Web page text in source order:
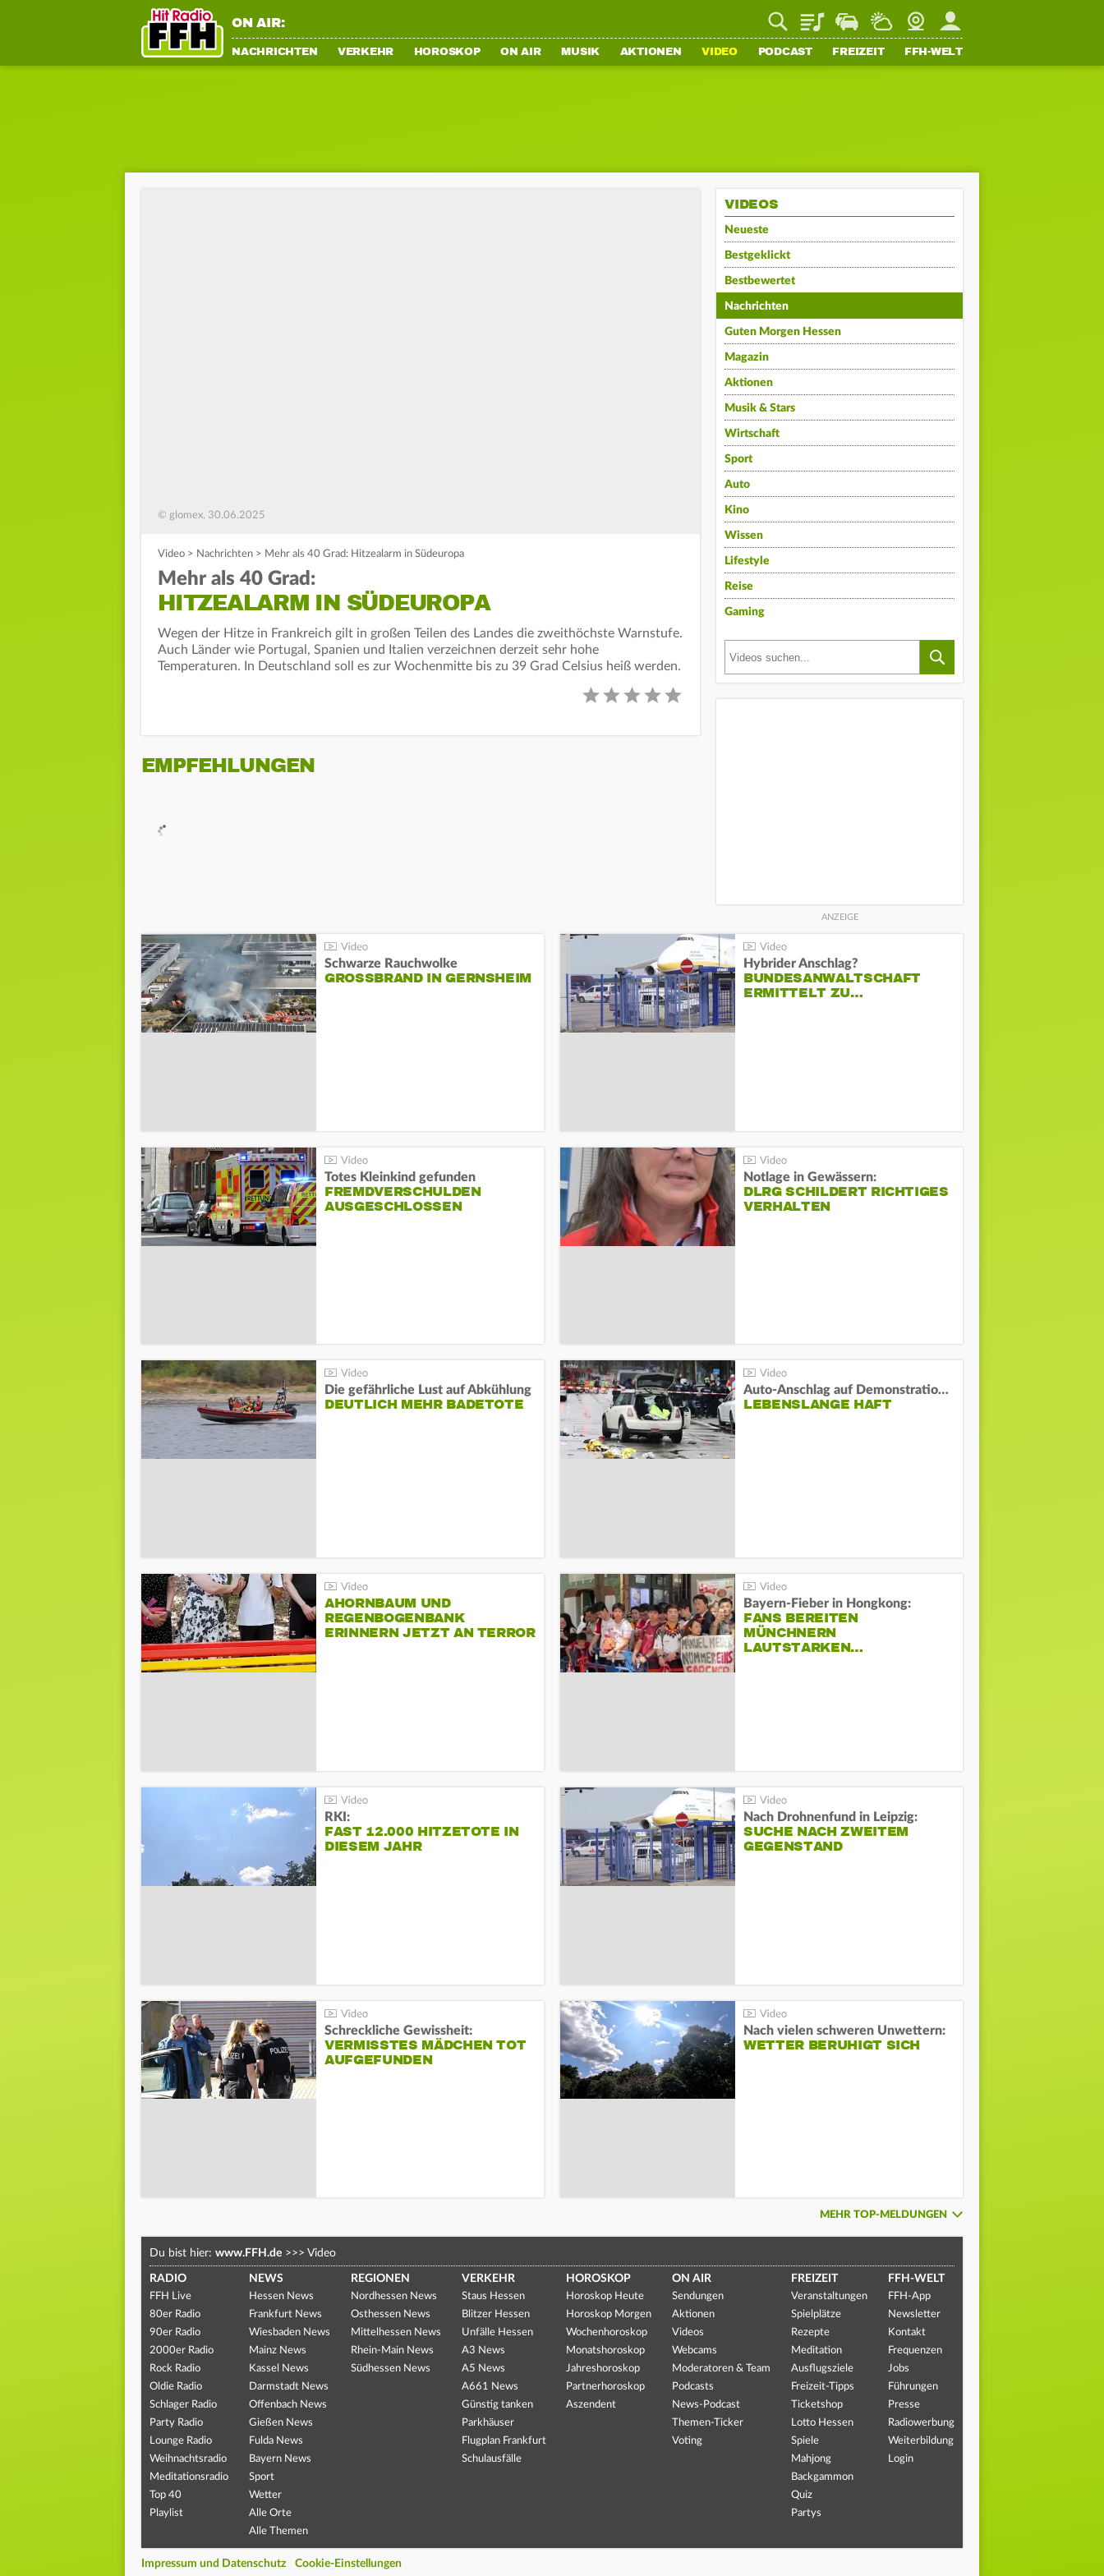
ON AIR: PlaylistStaupilotWetterWebcamMein FFH
NACHRICHTEN VERKEHR HOROSKOP ON AIR MUSIK AKTIONEN VIDEO PODCAST FREIZEIT FFH-WELT
© glomex, 30.06.2025
Video > Nachrichten > Mehr als 40 Grad: Hitzealarm in Südeuropa
Mehr als 40 Grad:
HITZEALARM IN SÜDEUROPA
Wegen der Hitze in Frankreich gilt in großen Teilen des Landes die zweithöchste Warnstufe.
Auch Länder wie Portugal, Spanien und Italien verzeichnen derzeit sehr hohe
Temperaturen. In Deutschland soll es zur Wochenmitte bis zu 39 Grad Celsius heiß werden.
EMPFEHLUNGEN
VIDEOS
Neueste
Bestgeklickt
Bestbewertet
Nachrichten
Guten Morgen Hessen
Magazin
Aktionen
Musik & Stars
Wirtschaft
Sport
Auto
Kino
Wissen
Lifestyle
Reise
Gaming
Schwarze Rauchwolke
GROSSBRAND IN GERNSHEIM
Hybrider Anschlag?
BUNDESANWALTSCHAFT
ERMITTELT ZU…
Totes Kleinkind gefunden
FREMDVERSCHULDEN
AUSGESCHLOSSEN
Notlage in Gewässern:
DLRG SCHILDERT RICHTIGES
VERHALTEN
Die gefährliche Lust auf Abkühlung
DEUTLICH MEHR BADETOTE
Auto-Anschlag auf Demonstration in München:
LEBENSLANGE HAFT
AHORNBAUM UND
REGENBOGENBANK
ERINNERN JETZT AN TERROR
Bayern-Fieber in Hongkong:
FANS BEREITEN
MÜNCHNERN
LAUTSTARKEN…
RKI:
FAST 12.000 HITZETOTE IN
DIESEM JAHR
Nach Drohnenfund in Leipzig:
SUCHE NACH ZWEITEM
GEGENSTAND
Schreckliche Gewissheit:
VERMISSTES MÄDCHEN TOT
AUFGEFUNDEN
Nach vielen schweren Unwettern:
WETTER BERUHIGT SICH
MEHR TOP-MELDUNGEN
Du bist hier: www.FFH.de >>> Video
RADIO
FFH Live
80er Radio
90er Radio
2000er Radio
Rock Radio
Oldie Radio
Schlager Radio
Party Radio
Lounge Radio
Weihnachtsradio
Meditationsradio
Top 40
Playlist
NEWS
Hessen News
Frankfurt News
Wiesbaden News
Mainz News
Kassel News
Darmstadt News
Offenbach News
Gießen News
Fulda News
Bayern News
Sport
Wetter
Alle Orte
Alle Themen
REGIONEN
Nordhessen News
Osthessen News
Mittelhessen News
Rhein-Main News
Südhessen News
VERKEHR
Staus Hessen
Blitzer Hessen
Unfälle Hessen
A3 News
A5 News
A661 News
Günstig tanken
Parkhäuser
Flugplan Frankfurt
Schulausfälle
HOROSKOP
Horoskop Heute
Horoskop Morgen
Wochenhoroskop
Monatshoroskop
Jahreshoroskop
Partnerhoroskop
Aszendent
ON AIR
Sendungen
Aktionen
Videos
Webcams
Moderatoren & Team
Podcasts
News-Podcast
Themen-Ticker
Voting
FREIZEIT
Veranstaltungen
Spielplätze
Rezepte
Meditation
Ausflugsziele
Freizeit-Tipps
Ticketshop
Lotto Hessen
Spiele
Mahjong
Backgammon
Quiz
Partys
FFH-WELT
FFH-App
Newsletter
Kontakt
Frequenzen
Jobs
Führungen
Presse
Radiowerbung
Weiterbildung
Login
Impressum und Datenschutz Cookie-Einstellungen